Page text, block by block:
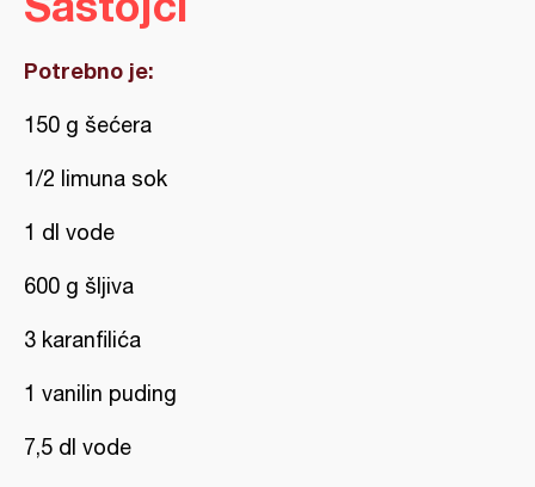
Potrebno je:
150 g šećera
1/2 limuna sok
1 dl vode
600 g šljiva
3 karanfilića
1 vanilin puding
7,5 dl vode